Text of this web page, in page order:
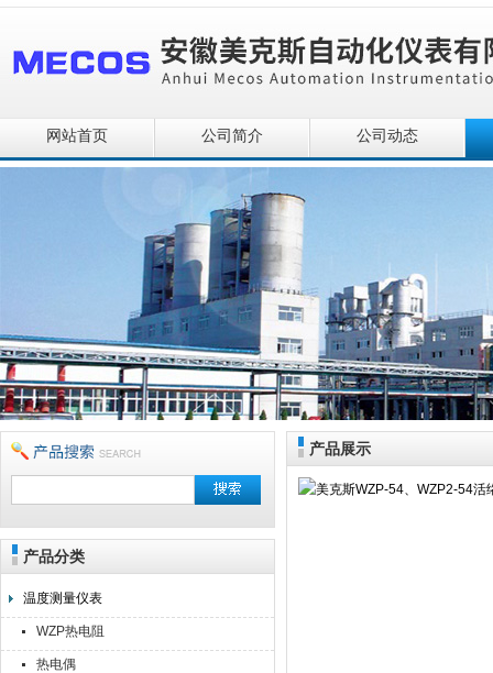
安徽美克斯自动化仪表有限公司
网站首页 公司简介 公司动态
产品分类
温度测量仪表
WZP热电阻
热电偶
产品展示